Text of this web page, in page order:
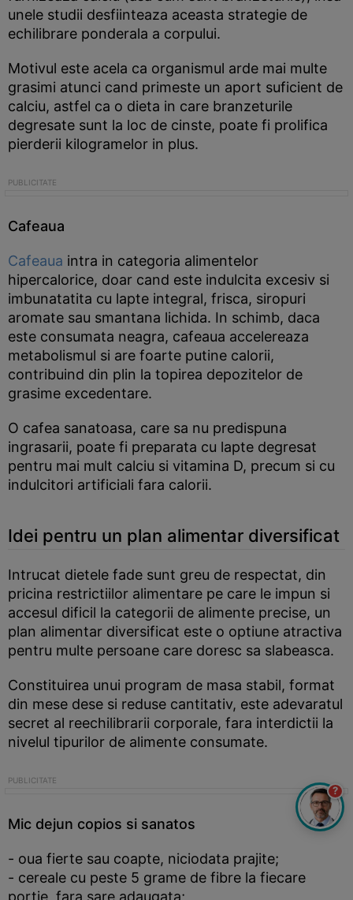
unele studii desfiinteaza aceasta strategie de
echilibrare ponderala a corpului.
Motivul este acela ca organismul arde mai multe
grasimi atunci cand primeste un aport suficient de
calciu, astfel ca o dieta in care branzeturile
degresate sunt la loc de cinste, poate fi prolifica
pierderii kilogramelor in plus.
Cafeaua
Cafeaua intra in categoria alimentelor
hipercalorice, doar cand este indulcita excesiv si
imbunatatita cu lapte integral, frisca, siropuri
aromate sau smantana lichida. In schimb, daca
este consumata neagra, cafeaua accelereaza
metabolismul si are foarte putine calorii,
contribuind din plin la topirea depozitelor de
grasime excedentare.
O cafea sanatoasa, care sa nu predispuna
ingrasarii, poate fi preparata cu lapte degresat
pentru mai mult calciu si vitamina D, precum si cu
indulcitori artificiali fara calorii.
Idei pentru un plan alimentar diversificat
Intrucat dietele fade sunt greu de respectat, din
pricina restrictiilor alimentare pe care le impun si
accesul dificil la categorii de alimente precise, un
plan alimentar diversificat este o optiune atractiva
pentru multe persoane care doresc sa slabeasca.
Constituirea unui program de masa stabil, format
din mese dese si reduse cantitativ, este adevaratul
secret al reechilibrarii corporale, fara interdictii la
nivelul tipurilor de alimente consumate.
Mic dejun copios si sanatos
- oua fierte sau coapte, niciodata prajite;
- cereale cu peste 5 grame de fibre la fiecare
portie, fara sare adaugata;
?